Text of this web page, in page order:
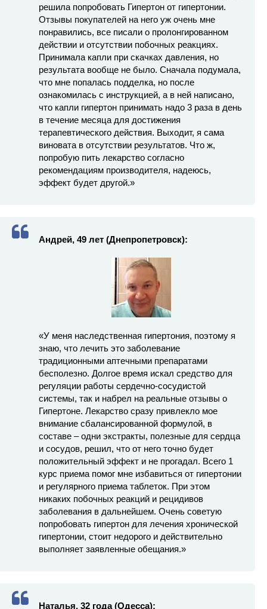
решила попробовать Гипертон от гипертонии.
Отзывы покупателей на него уж очень мне
понравились, все писали о пролонгированном
действии и отсутствии побочных реакциях.
Принимала капли при скачках давления, но
результата вообще не было. Сначала подумала,
что мне попалась подделка, но после
ознакомилась с инструкцией, а в ней написано,
что капли гипертон принимать надо 3 раза в день
в течение месяца для достижения
терапевтического действия. Выходит, я сама
виновата в отсутствии результатов. Что ж,
попробую пить лекарство согласно
рекомендациям производителя, надеюсь,
эффект будет другой.»
Андрей, 49 лет (Днепропетровск):
«У меня наследственная гипертония, поэтому я
знаю, что лечить это заболевание
традиционными аптечными препаратами
бесполезно. Долгое время искал средство для
регуляции работы сердечно-сосудистой
системы, так и набрел на реальные отзывы о
Гипертоне. Лекарство сразу привлекло мое
внимание сбалансированной формулой, в
составе – одни экстракты, полезные для сердца
и сосудов, решил, что от него точно будет
положительный эффект и не прогадал. Всего 1
курс приема помог мне избавиться от гипертонии
и регулярного приема таблеток. При этом
никаких побочных реакций и рецидивов
заболевания в дальнейшем. Очень советую
попробовать гипертон для лечения хронической
гипертонии, стоит недорого и действительно
выполняет заявленные обещания.»
Наталья, 32 года (Одесса):